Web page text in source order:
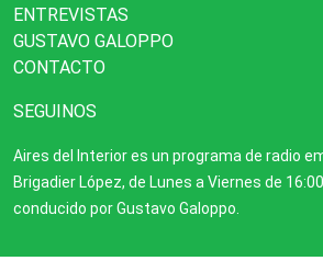
ENTREVISTAS
GUSTAVO GALOPPO
CONTACTO
SEGUINOS
Aires del Interior es un programa de radio
Brigadier López, de Lunes a Viernes de
conducido por Gustavo Galoppo.